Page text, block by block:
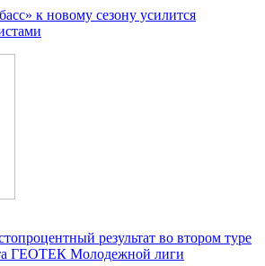
к новому сезону усилится
результат во втором туре
ГЕОТЕК Молодежной лиги